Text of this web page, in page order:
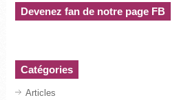
Devenez fan de notre page FB
Catégories
Articles